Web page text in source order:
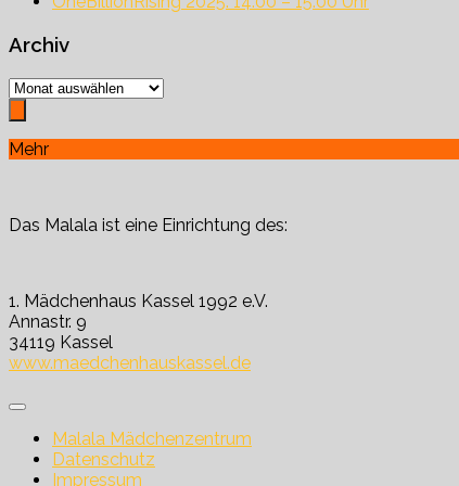
Archiv
Archiv
Mehr
Das Malala ist eine Einrichtung des:
1. Mädchenhaus Kassel 1992 e.V.
Annastr. 9
34119 Kassel
www.maedchenhauskassel.de
Malala Mädchenzentrum
Datenschutz
Impressum